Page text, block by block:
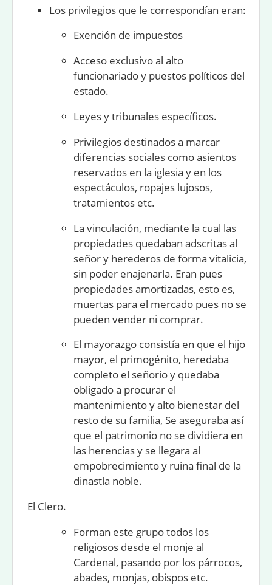
Los privilegios que le correspondían eran:
Exención de impuestos
Acceso exclusivo al alto
funcionariado y puestos políticos del
estado.
Leyes y tribunales específicos.
Privilegios destinados a marcar
diferencias sociales como asientos
reservados en la iglesia y en los
espectáculos, ropajes lujosos,
tratamientos etc.
La vinculación, mediante la cual las
propiedades quedaban adscritas al
señor y herederos de forma vitalicia,
sin poder enajenarla. Eran pues
propiedades amortizadas, esto es,
muertas para el mercado pues no se
pueden vender ni comprar.
El mayorazgo consistía en que el hijo
mayor, el primogénito, heredaba
completo el señorío y quedaba
obligado a procurar el
mantenimiento y alto bienestar del
resto de su familia, Se aseguraba así
que el patrimonio no se dividiera en
las herencias y se llegara al
empobrecimiento y ruina final de la
dinastía noble.
El Clero.
Forman este grupo todos los
religiosos desde el monje al
Cardenal, pasando por los párrocos,
abades, monjas, obispos etc.